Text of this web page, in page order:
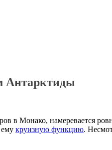
Антарктиды
в Монако, намеревается
круизную функцию.